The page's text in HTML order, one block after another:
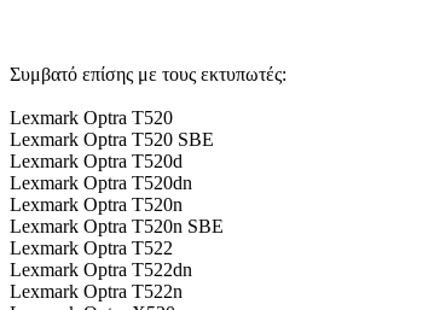
Συμβατό επίσης με τους εκτυπωτές:
Lexmark Optra T520
Lexmark Optra T520 SBE
Lexmark Optra T520d
Lexmark Optra T520dn
Lexmark Optra T520n
Lexmark Optra T520n SBE
Lexmark Optra T522
Lexmark Optra T522dn
Lexmark Optra T522n